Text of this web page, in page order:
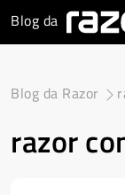
Blog da
Blog da Razor
razor